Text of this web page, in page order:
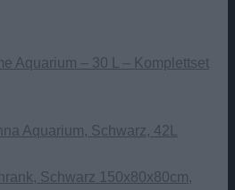
Aquarium – 30 L – Komplettset
Aquarium, Schwarz, 42L
Schwarz 150x80x80cm,